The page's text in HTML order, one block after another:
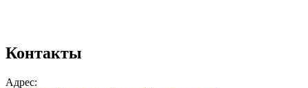
Контакты
Адрес: